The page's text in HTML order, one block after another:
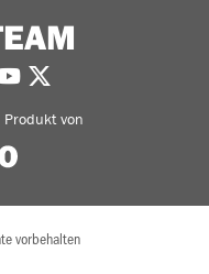
Produkt von
vorbehalten